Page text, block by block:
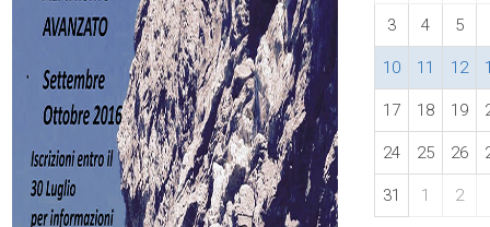
3 4 5
10 11 12
17 18 19
24 25 26
31 1 2